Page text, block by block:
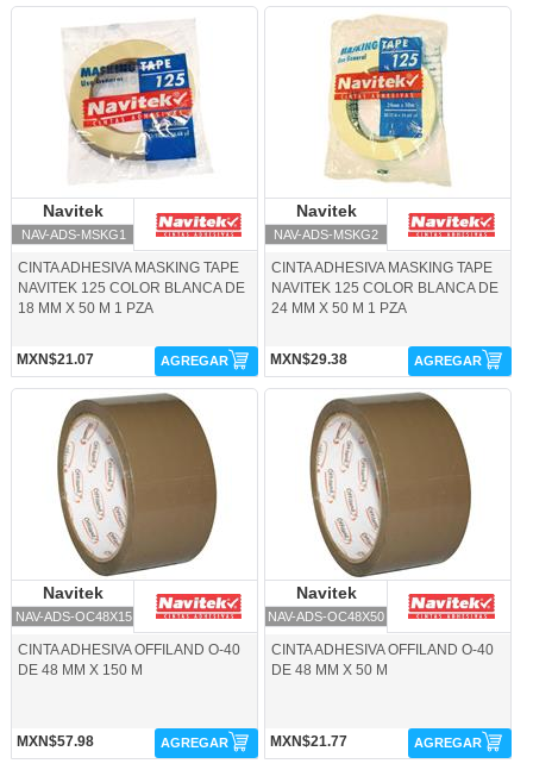
Navitek
NAV-ADS-MSKG1
CINTA ADHESIVA MASKING TAPE
NAVITEK 125 COLOR BLANCA DE
18 MM X 50 M 1 PZA
MXN$21.07 AGREGAR
NAV-ADS-MSKG2-Navitek
Navitek
NAV-ADS-MSKG2
CINTA ADHESIVA MASKING TAPE
NAVITEK 125 COLOR BLANCA DE
24 MM X 50 M 1 PZA
MXN$29.38 AGREGAR
NAV-ADS-OC48X15-Navitek
Navitek
NAV-ADS-OC48X15
CINTA ADHESIVA OFFILAND O-40
DE 48 MM X 150 M
MXN$57.98 AGREGAR
NAV-ADS-OC48X50-Navitek
Navitek
NAV-ADS-OC48X50
CINTA ADHESIVA OFFILAND O-40
DE 48 MM X 50 M
MXN$21.77 AGREGAR